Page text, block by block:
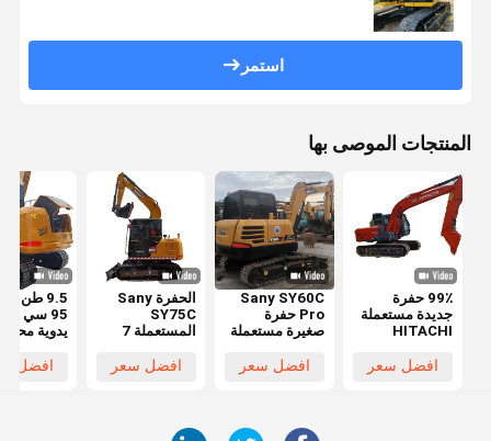
استمر
المنتجات الموصى بها
99٪ حفرة
جديدة مستعملة
HITACHI
EPA CE
افضل سعر
Sany SY60C
Pro حفرة
صغيرة مستعملة
Sy75 Sy95
حفرة مستعملة
افضل سعر
الحفرة Sany
SY75C
المستعملة 7
الجديد تماما SYافضل سعر
9.5 طن
95 سي
يدوية
الزحفية
افضل